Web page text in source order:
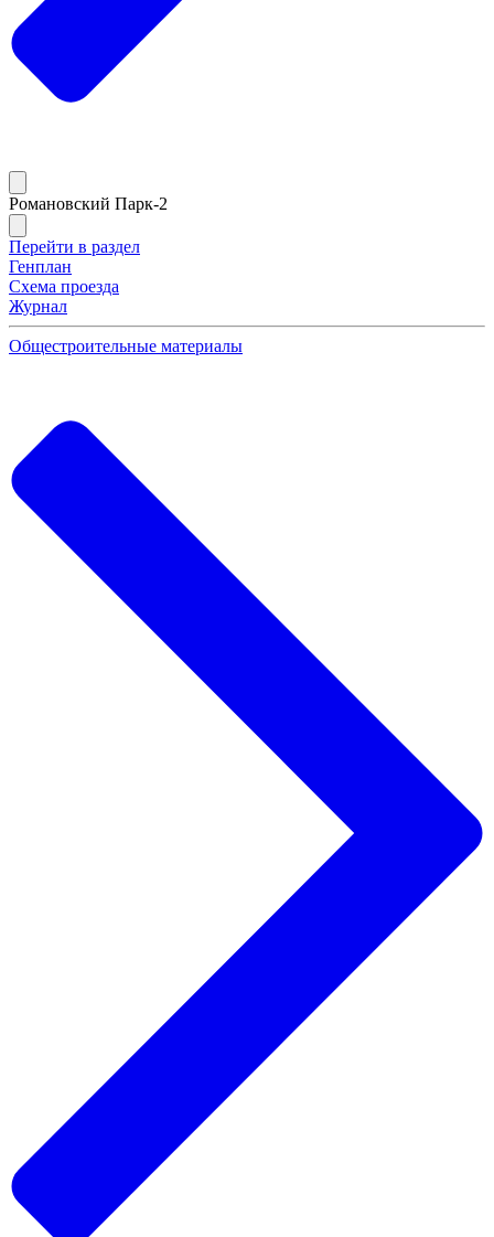
Романовский Парк-2
Перейти в раздел
Генплан
Схема проезда
Журнал
Общестроительные материалы